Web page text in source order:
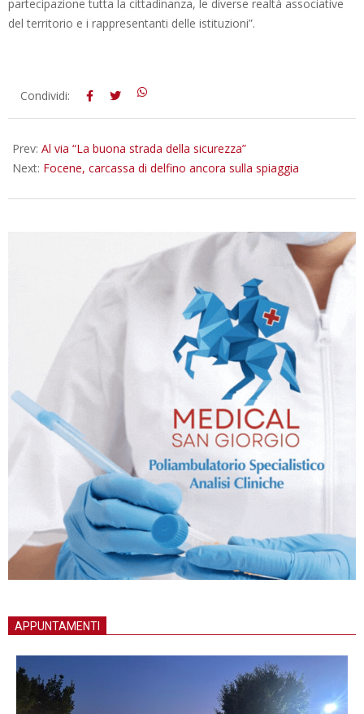
partecipazione tutta la cittadinanza, le diverse realtà associative
del territorio e i rappresentanti delle istituzioni”.
2026-
Condividi:
Prev: Al via “La buona strada della sicurezza”
Next: Focene, carcassa di delfino ancora sulla spiaggia
APPUNTAMENTI